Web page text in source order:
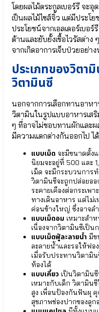
Probio
9/9+
พัฒนา
สมอง
⦿
DHA
9 | 9+
● ธาตุเหล็ก
Fe
● ดีเอ
ชเอ
(DHA)
● แลคโต
Lactobacillus
Casei
● เกราะป้องกัน
สุขภาพ
Lactobacillus
Rhamnosus
● บิฟิโดแบคทีเรียม
เบรเว
Bifidobacterium
Breve
● จุลินทรีย์มาก
ประโยชน์
Lactobacillus
Plantarum
● โพรไบโอติก
Lactobacillus
Gasseri
●
ดี
เอ
ชเอ
(DHA)
●
จาก
สาหร่าย
แดง
Calcium
Aquamin
●
ธาตุ
เหล็ก
Fe
สมอง
⦿
DHA
Probio
9
|
9+
●
ธาตุ
เหล็ก
โดยผลไม้ตระกูลเบอร์รี จะอุ
เป็นผลไม้ไซส์จิ๋ว แต่มีประโ
ประโยชน์จากเอลเดอร์เบอ
ต้านและยับยั้งเชื้อไวรัสต่าง
จากเกิดอาการเจ็บป่วยอย่า
ประเภทของวิตา
วิตามินซี
นอกจากการเลือกทานอาห
วิตามินในรูปแบบอาหารเส
ๆ ที่อาจไม่ชอบทานผักและ
มีความแตกต่างกันออกไป ไ
แบบเม็ด จะมีขนาดตั้ง
นิยมจะอยู่ที่ 500 และ
เม็ด จะมีกระบวนการ
วิตามินซีจะถูกปล่อยออ
ระคายเคืองต่อกระเพ
ทางเดินอาหาร แต่ไม่
ค่อนข้างใหญ่ ซึ่งอาจล
แบบเม็ดอม เหมาะสำ
เนื่องจากวิตามินซีเป็
แบบเม็ดฟู่ละลายน้ำ มีข
ละลายน้ำและรอให้ฟอ
เมื่อรับประทานวิตามิ
ท้องได้
แบบเคี้ยว เป็นวิตามิน
เหมาะกับเด็ก วิตามิน
สูง เพื่อนป้องกันฟันผุ
สุขภาพช่องปากของลูก